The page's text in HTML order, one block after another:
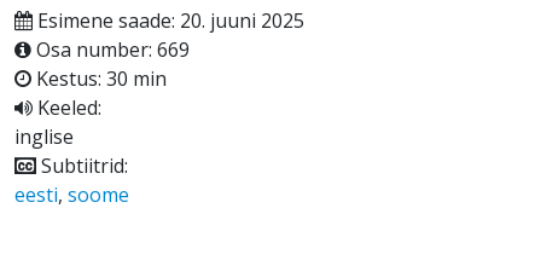
Esimene saade: 20. juuni 2025
Osa number: 669
Kestus: 30 min
Keeled:
inglise
Subtiitrid:
eesti, soome